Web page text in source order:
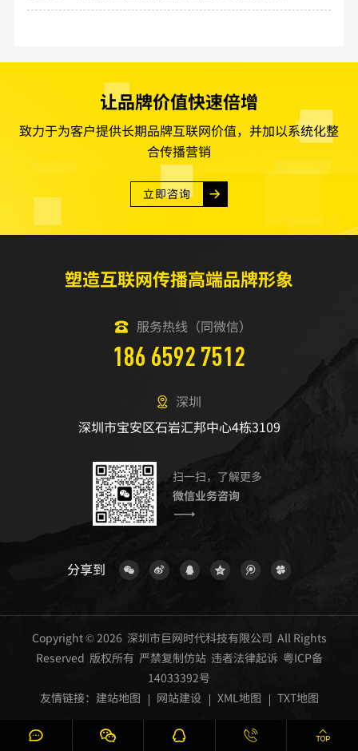
让品牌价值快速倍增
致力于为客户提供长期品牌互联网价值，并加以系统化整
合传播营销
立即咨询
塑造互联网传播高端品牌形象
服务热线（同微信）
186 6592 7512
深圳
深圳市宝安区石岩汇邦中心4栋3109
扫一扫，了解更多
微信业务咨询
分享到
Copyright © 2026 深圳市巨网时代科技有限公司 All Rights
Reserved 版权所有 严禁复制仿站 违者法律起诉 粤ICP备
14033392号
友情链接： 建站地图 网站建设 XML地图 TXT地图